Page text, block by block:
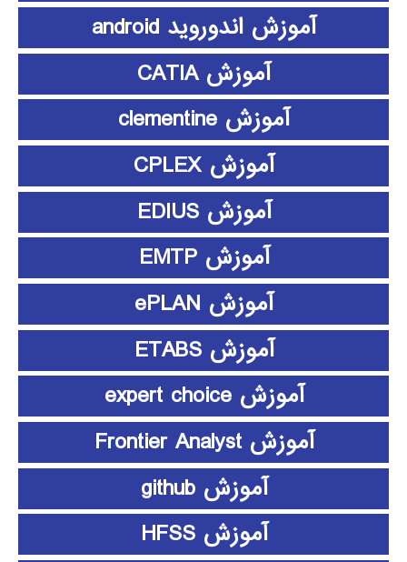
آموزش اندوروید android
آموزش CATIA
آموزش clementine
آموزش CPLEX
آموزش EDIUS
آموزش EMTP
آموزش ePLAN
آموزش ETABS
آموزش expert choice
آموزش Frontier Analyst
آموزش github
آموزش HFSS